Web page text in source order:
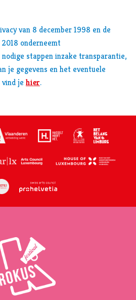
van 8 december 1998 en de
2018 onderneemt
stappen inzake transparantie,
je gegevens en het eventuele
je hier.